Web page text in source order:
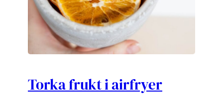
Torka frukt i airfryer